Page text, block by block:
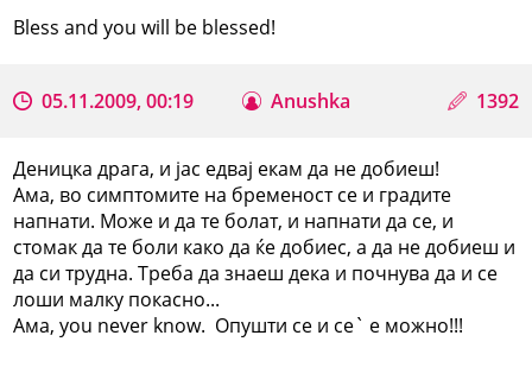
Bless and you will be blessed!
05.11.2009, 00:19 Anushka 1392
Деницка драга, и јас едвај екам да не добиеш!
Ама, во симптомите на бременост се и градите
напнати. Може и да те болат, и напнати да се, и
стомак да те боли како да ќе добиес, а да не добиеш и
да си трудна. Треба да знаеш дека и почнува да и се
лоши малку покасно...
Ама, you never know. Опушти се и се` е можно!!!